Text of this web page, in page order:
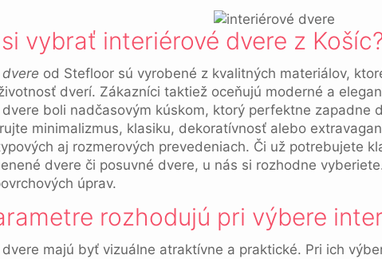
vybrať interiérové dvere z
od Stefloor sú vyrobené z kvalitných materiálov,
dverí. Zákazníci taktiež oceňujú moderné a
boli nadčasovým kúskom, ktorý perfektne zapadne
minimalizmus, klasiku, dekoratívnosť alebo
aj rozmerových prevedeniach. Či už potrebujete
dvere či posuvné dvere, u nás si rozhodne
úprav.
rozhodujú pri výbere
majú byť vizuálne atraktívne a praktické. Pri ich